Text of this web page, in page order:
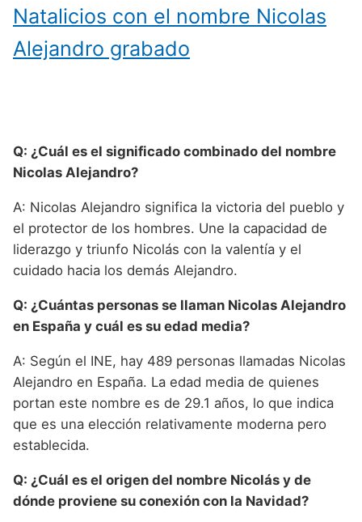
Natalicios con el nombre Nicolas
Alejandro grabado
Q: ¿Cuál es el significado combinado del nombre
Nicolas Alejandro?
A: Nicolas Alejandro significa la victoria del pueblo y
el protector de los hombres. Une la capacidad de
liderazgo y triunfo Nicolás con la valentía y el
cuidado hacia los demás Alejandro.
Q: ¿Cuántas personas se llaman Nicolas Alejandro
en España y cuál es su edad media?
A: Según el INE, hay 489 personas llamadas Nicolas
Alejandro en España. La edad media de quienes
portan este nombre es de 29.1 años, lo que indica
que es una elección relativamente moderna pero
establecida.
Q: ¿Cuál es el origen del nombre Nicolás y de
dónde proviene su conexión con la Navidad?